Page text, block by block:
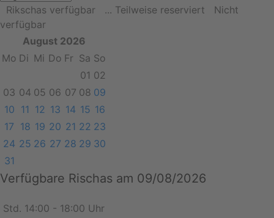
Rikschas verfügbar ... Teilweise reserviert
Nicht
verfügbar
August 2026
Mo Di Mi Do Fr Sa So
01 02
03 04 05 06 07 08 09
10 11 12 13 14 15 16
17 18 19 20 21 22 23
24 25 26 27 28 29 30
31
Verfügbare Rischas am 09/08/2026
Std. 14:00 - 18:00 Uhr